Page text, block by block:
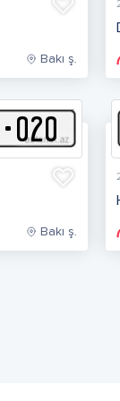
Bakı ş.
-020
Bakı ş.